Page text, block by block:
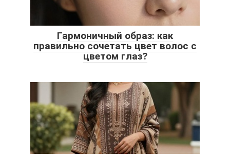
Гармоничный образ: как
правильно сочетать цвет волос с
цветом глаз?